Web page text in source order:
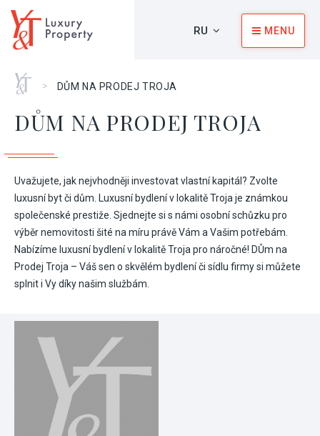
RU MENU
Главная
> DŮM NA PRODEJ TROJA
DŮM NA PRODEJ TROJA
Uvažujete, jak nejvhodněji investovat vlastní kapitál? Zvolte
luxusní byt či dům. Luxusní bydlení v lokalitě Troja je známkou
společenské prestiže. Sjednejte si s námi osobní schůzku pro
výběr nemovitosti šité na míru právě Vám a Vašim potřebám.
Nabízíme luxusní bydlení v lokalitě Troja pro náročné! DŮm na
Prodej Troja – Váš sen o skvělém bydlení či sídlu firmy si můžete
splnit i Vy díky našim službám.